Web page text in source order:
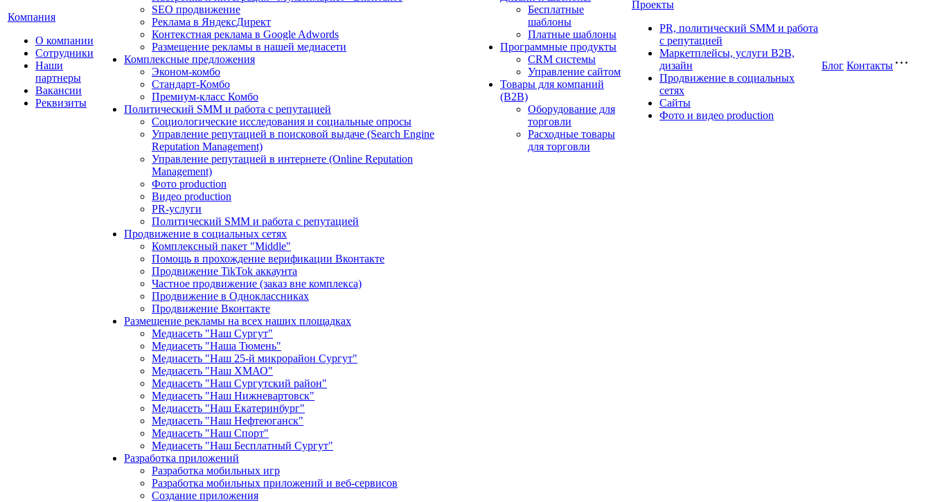
Компания
О компании
Сотрудники
Наши
партнеры
Вакансии
Реквизиты
SEO продвижение
Реклама в ЯндексДирект
Контекстная реклама в Google Adwords
Размещение рекламы в нашей медиасети
Комплексные предложения
Эконом-комбо
Стандарт-Комбо
Премиум-класс Комбо
Политический SMM и работа с репутацией
Социологические исследования и социальные опросы
Управление репутацией в поисковой выдаче (Search Engine
Reputation Management)
Управление репутацией в интернете (Online Reputation
Management)
Фото production
Видео production
PR-услуги
Политический SMM и работа с репутацией
Продвижение в социальных сетях
Комплексный пакет "Middle"
Помощь в прохождение верификации Вконтакте
Продвижение TikTok аккаунта
Частное продвижение (заказ вне комплекса)
Продвижение в Одноклассниках
Продвижение Вконтакте
Размещение рекламы на всех наших площадках
Медиасеть "Наш Сургут"
Медиасеть "Наша Тюмень"
Медиасеть "Наш 25-й микрорайон Сургут"
Медиасеть "Наш ХМАО"
Медиасеть "Наш Сургутский район"
Медиасеть "Наш Нижневартовск"
Медиасеть "Наш Екатеринбург"
Медиасеть "Наш Нефтеюганск"
Медиасеть "Наш Спорт"
Медиасеть "Наш Бесплатный Сургут"
Разработка приложений
Разработка мобильных игр
Разработка мобильных приложений и веб-сервисов
Создание приложения
Бесплатные
шаблоны
Платные шаблоны
Программные продукты
CRM системы
Управление сайтом
Товары для компаний
(B2B)
Оборудование для
торговли
Расходные товары
для торговли
Проекты
PR, политический SMM и работа
с репутацией
Маркетплейсы, услуги B2B,
дизайн
Продвижение в социальных
сетях
Сайты
Фото и видео production
Блог Контакты